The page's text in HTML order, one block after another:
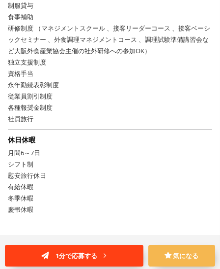
制服貸与
食事補助
研修制度 （マネジメントスクール 、接客リーダーコース 、接客ベーシ
ックセミナー 、外食調理マネジメントコース 、調理試験準備講習会な
ど大阪外食産業協会主催の社外研修への参加OK）
独立支援制度
資格手当
永年勤続表彰制度
従業員割引制度
各種報奨金制度
社員旅行
休日休暇
月間6～7日
シフト制
慰安旅行休日
有給休暇
冬季休暇
慶弔休暇
1分で応募する 気になる